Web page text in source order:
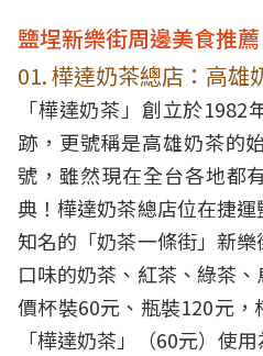
鹽埕新樂街周邊美食推
01. 樺達奶茶總店：高雄
「樺達奶茶」創立於
跡，更號稱是高雄奶茶的
號，雖然現在全台各地都
典！樺達奶茶總店位在捷
知名的「奶茶一條街」新
口味的奶茶、紅茶、綠茶
價杯裝60元、瓶裝120元
「樺達奶茶」（60元）使